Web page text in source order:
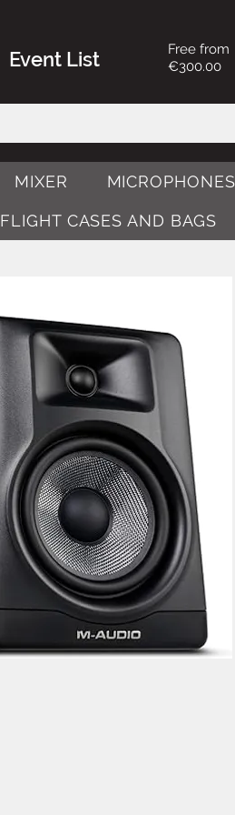
Event List
Free from
€300.00
MIXER
FLIGHT CASES AND BAGS